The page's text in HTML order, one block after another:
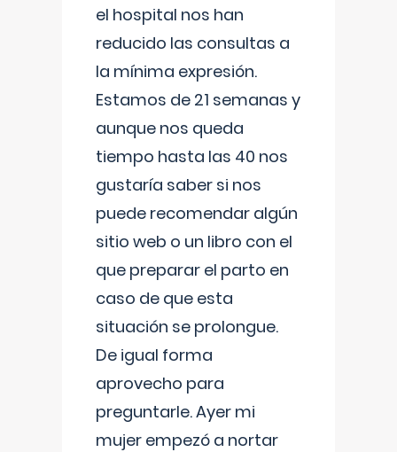
el hospital nos han
reducido las consultas a
la mínima expresión.
Estamos de 21 semanas y
aunque nos queda
tiempo hasta las 40 nos
gustaría saber si nos
puede recomendar algún
sitio web o un libro con el
que preparar el parto en
caso de que esta
situación se prolongue.
De igual forma
aprovecho para
preguntarle. Ayer mi
mujer empezó a nortar